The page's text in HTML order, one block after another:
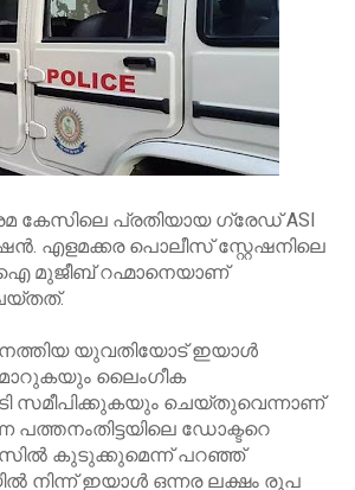
കേസിലെ പ്രതിയായ ഗ്രേഡ് ASI
എളമക്കര പൊലീസ് സ്റ്റേഷനിലെ
റഹ്മാനെയാണ്
യുവതിയോട് ഇയാൾ
ലൈംഗീക
സമീപിക്കുകയും ചെയ്തുവെന്നാണ്
പത്തനംതിട്ടയിലെ ഡോക്ടറെ
കുടുക്കുമെന്ന് പറഞ്ഞ്
നിന്ന് ഇയാൾ ഒന്നര ലക്ഷം രൂപ